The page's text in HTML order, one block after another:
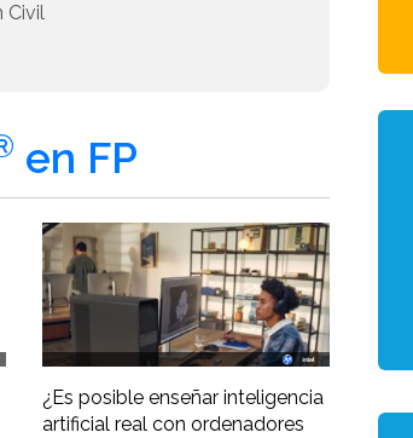
Civil
en FP
¿Es posible enseñar inteligencia
artificial real con ordenadores